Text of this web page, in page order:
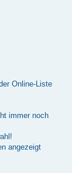
Online-Liste
immer noch
angezeigt